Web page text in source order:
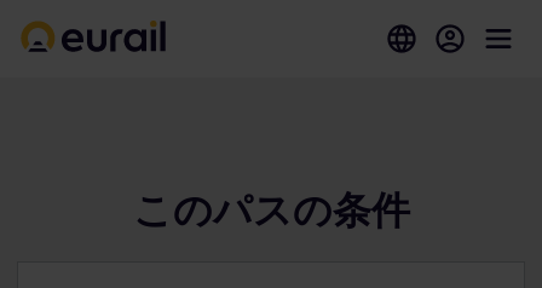
このパスの条件